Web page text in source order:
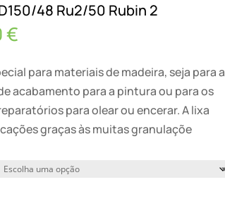
48 Ru2/50 Rubin 2
€Price
55,24 €
through
74,50 €
para materiais de madeira, seja para a
acabamento para a pintura ou para os
para olear ou encerar. A lixa
graças às muitas granulaçõe